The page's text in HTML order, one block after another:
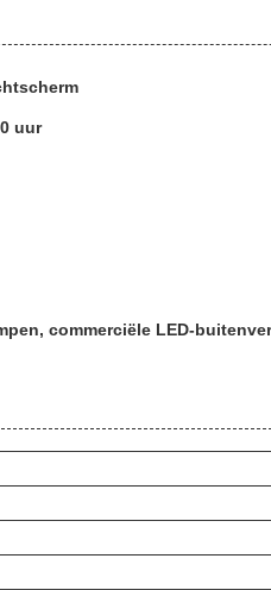
uur
commerciële LED-